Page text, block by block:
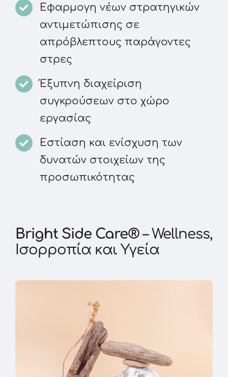
Εφαρμογη νέων στρατηγικών
αντιμετώπισης σε
απρόβλεπτους παράγοντες
στρες
Έξυπνη διαχείριση
συγκρούσεων στο χώρο
εργασίας
Εστίαση και ενίσχυση των
δυνατών στοιχείων της
προσωπικότητας
Bright Side Care®– Wellness,
Ισορροπία και Υγεία